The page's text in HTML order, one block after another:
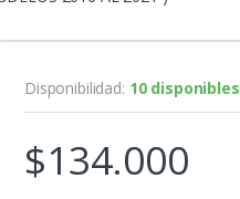
Disponibilidad: 10 disponibles
$134.000